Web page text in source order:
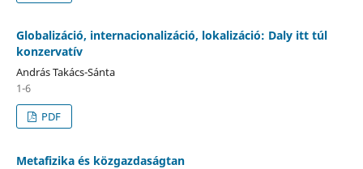
Globalizáció, internacionalizáció, lokalizáció: Daly itt túl
konzervatív
András Takács-Sánta
1-6
PDF
Metafizika és közgazdaságtan